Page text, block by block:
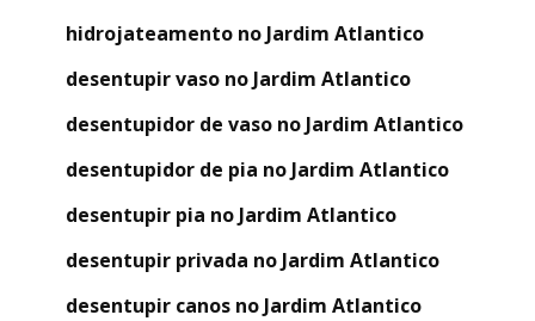
hidrojateamento no Jardim Atlantico
desentupir vaso no Jardim Atlantico
desentupidor de vaso no Jardim Atlantico
desentupidor de pia no Jardim Atlantico
desentupir pia no Jardim Atlantico
desentupir privada no Jardim Atlantico
desentupir canos no Jardim Atlantico